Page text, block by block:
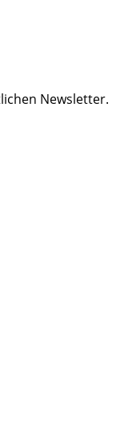
Newsletter.